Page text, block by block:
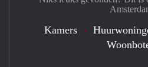
Kamers